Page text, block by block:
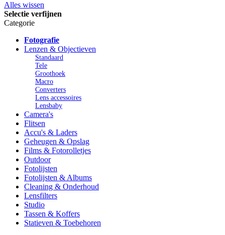
Alles wissen
Selectie verfijnen
Categorie
Fotografie
Camera's
Lenzen & Objectieven
Standaard
Tele
Groothoek
Macro
Converters
Lens accessoires
Lensbaby
Flitsen
Accu's & Laders
Geheugen & Opslag
Films & Fotorolletjes
Outdoor
Fotolijsten
Fotolijsten & Albums
Cleaning & Onderhoud
Lensfilters
Studio
Tassen & Koffers
Statieven & Toebehoren